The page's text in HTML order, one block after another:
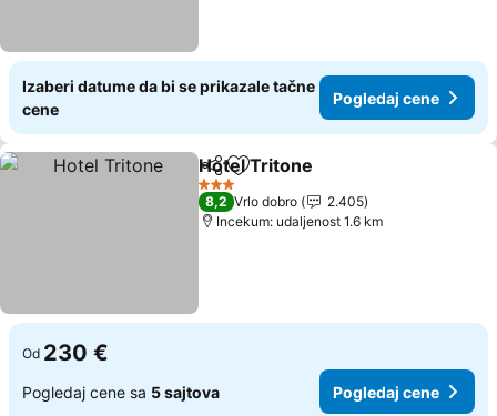
Izaberi datume da bi se prikazale tačne
cene
Pogledaj cene
Deli Dodati u favorite
Hotel Tritone
3 Zvezdice
8,2 Vrlo dobro
2.405
Incekum: udaljenost 1.6 km
Od 230 €
Pogledaj cene sa 5 sajtova Pogledaj cene